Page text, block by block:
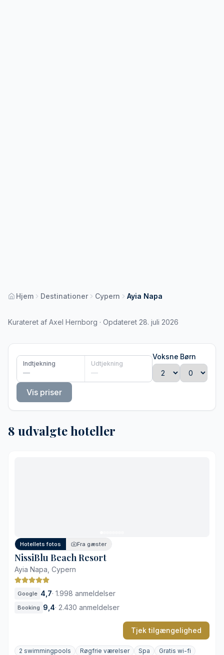
Hjem Destinationer Cypern Ayia Napa
Kurateret af Axel Hernborg · Opdateret 28. juli 2026
Indtjekning
—
Udtjekning
—
Voksne Børn
Vis priser
8 udvalgte hoteller
Hotellets fotos Fra gæster
NissiBlu Beach Resort
Ayia Napa, Cypern
Google 4,7· 1.998 anmeldelser
Booking 9,4· 2.430 anmeldelser
Tjek tilgængelighed
2 swimmingpools Røgfrie værelser Spa
Gratis wi-fi